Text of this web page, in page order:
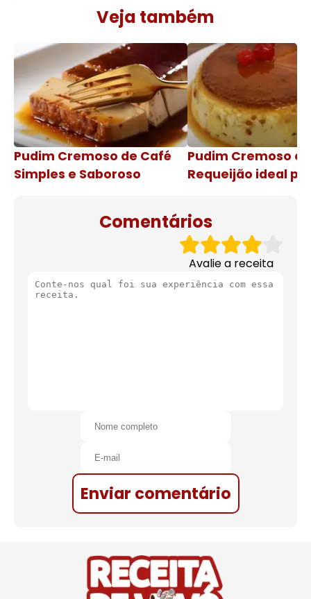
Veja também
Pudim Cremoso de Café
Simples e Saboroso
Pudim Cremoso
Requeijão ideal
Comentários
Avalie a receita
Enviar comentário